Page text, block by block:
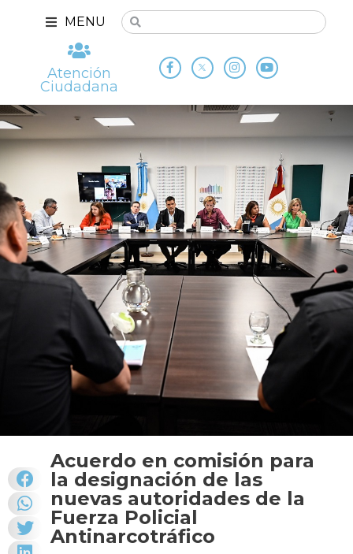
MENU
Atención
Ciudadana
Acuerdo en comisión para
la designación de las
nuevas autoridades de la
Fuerza Policial
Antinarcotráfico